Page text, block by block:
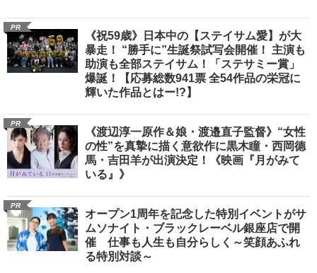
PR
《祝59歳》日本中の【ステイサム愛】が大
暴走！ “勝手に”生誕祭試写会開催！ 主演も
助演も全部ステイサム！「ステサミー賞」
爆誕！【応募総数941票 全54作品の栄冠に
輝いた作品とはー!?】
PR
《渡辺淳一原作＆娘・渡邉直子監督》“女性
の性”を真摯に描く意欲作に黒木瞳・西岡德
馬・吉田羊が出演決定！《映画『月がみて
いる』》
PR
オープン1周年を記念した特別イベントがサ
ムソナイト・ブラックレーベル銀座店で開
催 仕事も人生も自分らしく～笑顔あふれ
る特別対談～